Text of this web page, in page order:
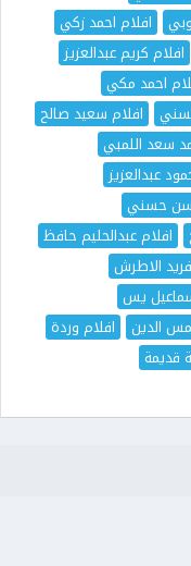
افلام احمد زكي
افلام كريم عبدالعزيز
احمد مكي
افلام سعيد صالح
سعد اللمبي
عبدالعزيز
حسني
افلام عبدالحليم حافظ
الاطرش
يس
الدين
افلام وردة
قديمة